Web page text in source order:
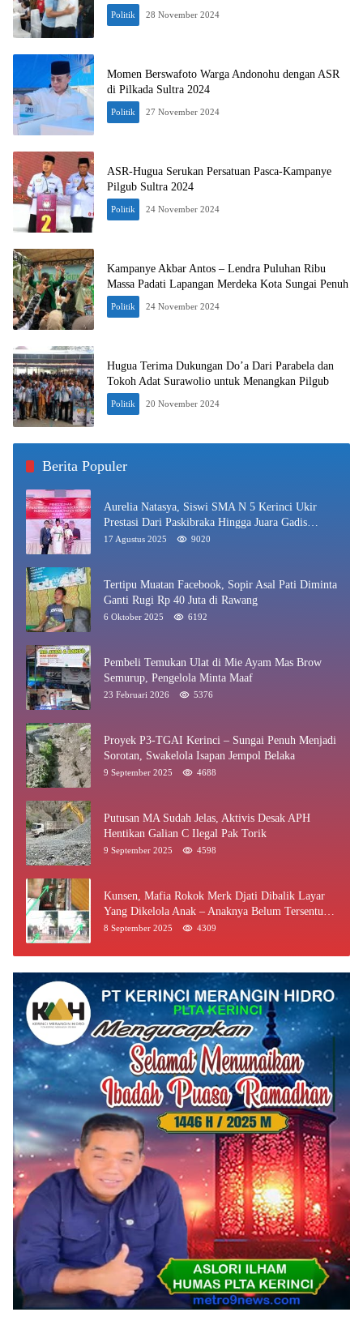
Politik 28 November 2024
Momen Berswafoto Warga Andonohu dengan ASR
di Pilkada Sultra 2024
Politik 27 November 2024
ASR-Hugua Serukan Persatuan Pasca-Kampanye
Pilgub Sultra 2024
Politik 24 November 2024
Kampanye Akbar Antos – Lendra Puluhan Ribu
Massa Padati Lapangan Merdeka Kota Sungai Penuh
Politik 24 November 2024
Hugua Terima Dukungan Do’a Dari Parabela dan
Tokoh Adat Surawolio untuk Menangkan Pilgub
Politik 20 November 2024
Berita Populer
Aurelia Natasya, Siswi SMA N 5 Kerinci Ukir
Prestasi Dari Paskibraka Hingga Juara Gadis
Kerinci 2025
17 Agustus 2025 9020
Tertipu Muatan Facebook, Sopir Asal Pati Diminta
Ganti Rugi Rp 40 Juta di Rawang
6 Oktober 2025 6192
Pembeli Temukan Ulat di Mie Ayam Mas Brow
Semurup, Pengelola Minta Maaf
23 Februari 2026 5376
Proyek P3-TGAI Kerinci – Sungai Penuh Menjadi
Sorotan, Swakelola Isapan Jempol Belaka
9 September 2025 4688
Putusan MA Sudah Jelas, Aktivis Desak APH
Hentikan Galian C Ilegal Pak Torik
9 September 2025 4598
Kunsen, Mafia Rokok Merk Djati Dibalik Layar
Yang Dikelola Anak – Anaknya Belum Tersentuh
Bea Cukai Jambi
8 September 2025 4309